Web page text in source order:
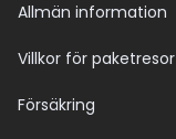
Allmän information
Villkor för paketresor
Försäkring